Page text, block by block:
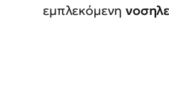
εμπλεκόμενη